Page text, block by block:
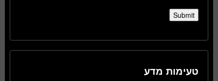
טעימות מדע